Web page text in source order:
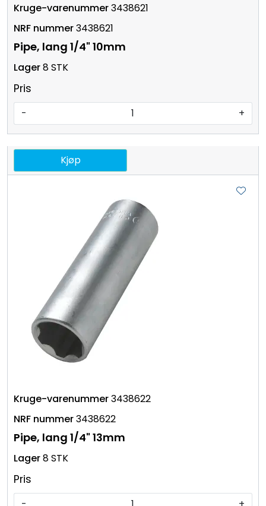
3438621
3438621
Pipe, lang 1/4" 10mm
8 STK
Pris
- +
Kjøp
3438622
3438622
Pipe, lang 1/4" 13mm
8 STK
Pris